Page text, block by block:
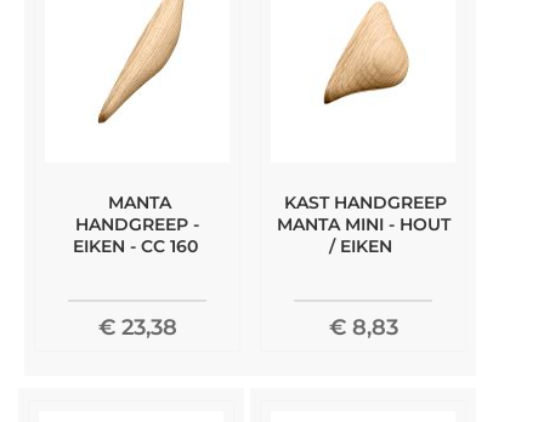
MANTA
HANDGREEP -
EIKEN - CC 160
€ 23,38
KAST HANDGREEP
MANTA MINI - HOUT
/ EIKEN
€ 8,83